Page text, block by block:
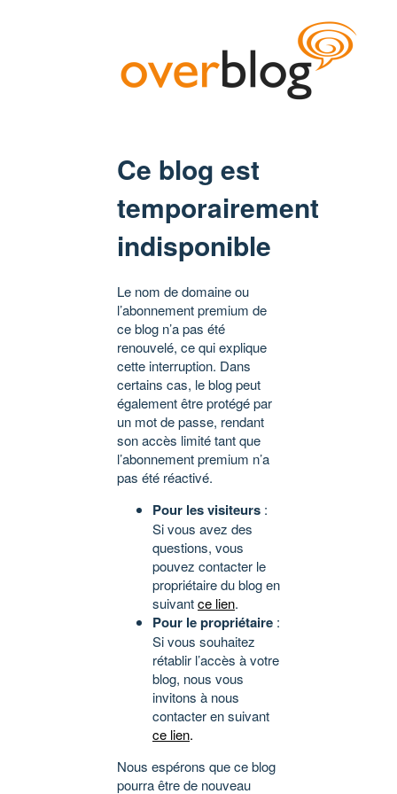
Ce blog est
temporairement
indisponible
Le nom de domaine ou
l’abonnement premium de
ce blog n’a pas été
renouvelé, ce qui explique
cette interruption. Dans
certains cas, le blog peut
également être protégé par
un mot de passe, rendant
son accès limité tant que
l’abonnement premium n’a
pas été réactivé.
Pour les visiteurs :
Si vous avez des
questions, vous
pouvez contacter le
propriétaire du blog en
suivantce lien.
Pour le propriétaire :
Si vous souhaitez
rétablir l’accès à votre
blog, nous vous
invitons à nous
contacter en suivant
ce lien.
Nous espérons que ce blog
pourra être de nouveau